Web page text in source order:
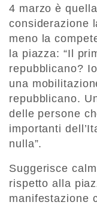
4 marzo è
considerazione
meno la
la piazza: “Il
repubblicano?
una
repubblicano.
delle persone
importanti
nulla”.
Suggerisce
rispetto alla
manifestazione